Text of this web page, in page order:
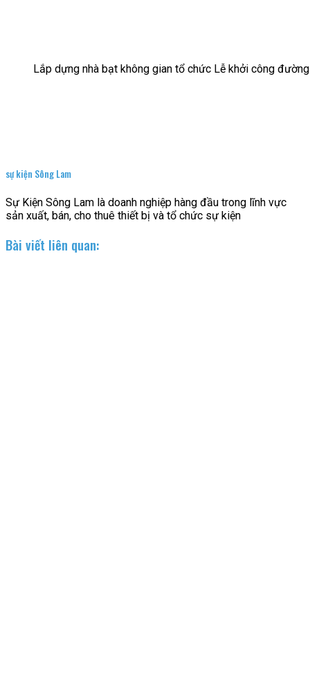
Lắp dựng nhà bạt không gian tổ chức Lễ khởi công
sự kiện Sông Lam
Sự Kiện Sông Lam là doanh nghiệp hàng đầu trong lĩnh vực
sản xuất, bán, cho thuê thiết bị và tổ chức sự kiện
Bài viết liên quan: